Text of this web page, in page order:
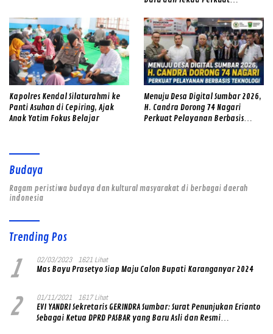
Kapolres Kendal Silaturahmi ke
Panti Asuhan di Cepiring, Ajak
Anak Yatim Fokus Belajar
Menuju Desa Digital Sumbar 2026,
H. Candra Dorong 74 Nagari
Perkuat Pelayanan Berbasis
Budaya
Ragam peristiwa budaya dan kultural masyarakat di berbagai daerah
indonesia
Trending Pos
1 02/03/2023 1621 Lihat
Mas Bayu Prasetyo Siap Maju Calon Bupati Karanganyar 2024
2 01/11/2021 1617 Lihat
EVI YANDRI Sekretaris GERINDRA Sumbar: Surat Penunjukan Erianto
Sebagai Ketua DPRD PASBAR yang Baru Asli dan Resmi